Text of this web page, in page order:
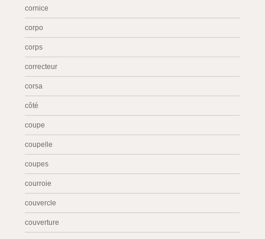
cornice
corpo
corps
correcteur
corsa
côté
coupe
coupelle
coupes
courroie
couvercle
couverture